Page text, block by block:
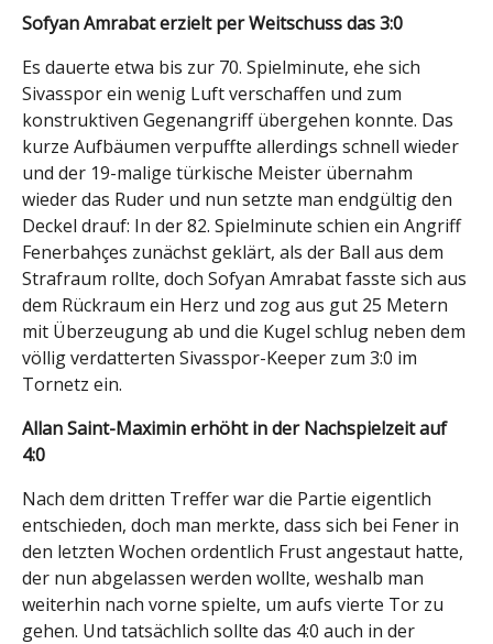
Sofyan Amrabat erzielt per Weitschuss das 3:0
Es dauerte etwa bis zur 70. Spielminute, ehe sich
Sivasspor ein wenig Luft verschaffen und zum
konstruktiven Gegenangriff übergehen konnte. Das
kurze Aufbäumen verpuffte allerdings schnell wieder
und der 19-malige türkische Meister übernahm
wieder das Ruder und nun setzte man endgültig den
Deckel drauf: In der 82. Spielminute schien ein Angriff
Fenerbahçes zunächst geklärt, als der Ball aus dem
Strafraum rollte, doch Sofyan Amrabat fasste sich aus
dem Rückraum ein Herz und zog aus gut 25 Metern
mit Überzeugung ab und die Kugel schlug neben dem
völlig verdatterten Sivasspor-Keeper zum 3:0 im
Tornetz ein.
Allan Saint-Maximin erhöht in der Nachspielzeit auf
4:0
Nach dem dritten Treffer war die Partie eigentlich
entschieden, doch man merkte, dass sich bei Fener in
den letzten Wochen ordentlich Frust angestaut hatte,
der nun abgelassen werden wollte, weshalb man
weiterhin nach vorne spielte, um aufs vierte Tor zu
gehen. Und tatsächlich sollte das 4:0 auch in der